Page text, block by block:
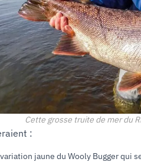
Cette grosse truite de mer du
:
variation jaune du Wooly Bugger qui